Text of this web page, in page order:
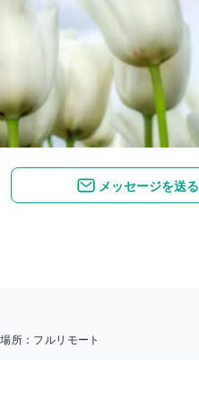
メッセージを送る
所： フルリモート